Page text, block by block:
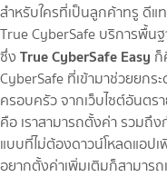
สำหรับใครที่เป็นลูกค้าทรู ดีแ
True CyberSafe บริการพื้น
ซึ่ง True CyberSafe Easy ก็
CyberSafe ที่เข้ามาช่วยยก
ครอบครัว จากเว็บไซต์อันตร
คือ เราสามารถตั้งค่า รวมถึ
แบบที่ไม่ต้องดาวน์โหลดแอ
อยากตั้งค่าเพิ่มเติมก็สามารถ